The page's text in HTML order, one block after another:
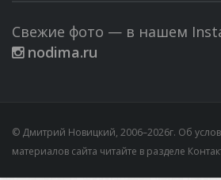
Свежие фото — в нашем
nodima.ru
© Дмитрий Новицкий, 2006–2026г. Об
материалов сайта читайте в разделе